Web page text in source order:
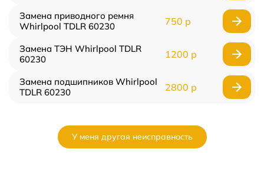
Замена приводного ремня
Whirlpool TDLR 60230
750 р
Замена ТЭН Whirlpool TDLR
60230
1200 р
Замена подшипников Whirlpool
TDLR 60230
2800 р
У меня другая неисправность